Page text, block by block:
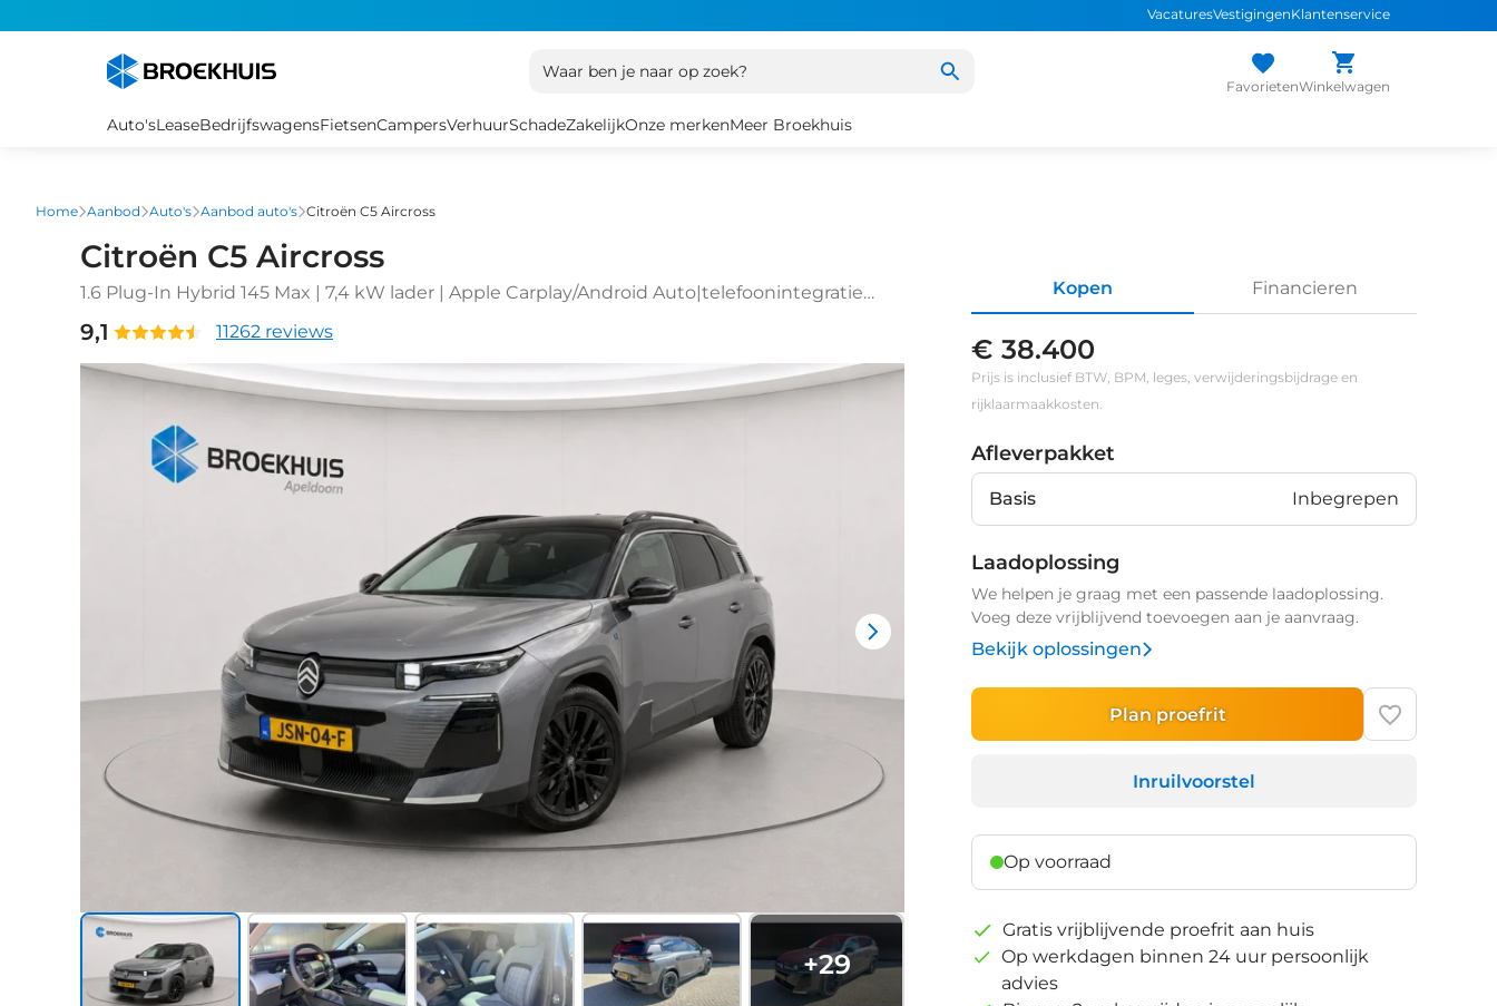
VacaturesVestigingenKlantenservice
Waar ben je naar op zoek?
FavorietenWinkelwagen
Auto'sLeaseBedrijfswagensFietsenCampersVerhuurSchadeZakelijkOnze merkenMeer Broekhuis
Home Aanbod Auto's Aanbod auto's Citroën C5 Aircross
Citroën C5 Aircross
1.6 Plug-In Hybrid 145 Max | 7,4 kW lader | Apple Carplay/Android Auto|telefoonintegratie
9,1 11262 reviews
+29
Kopen Financieren
€ 38.400
Prijs is inclusief BTW, BPM, leges, verwijderingsbijdrage en
rijklaarmaakkosten.
Afleverpakket
Basis Inbegrepen
Laadoplossing
We helpen je graag met een passende laadoplossing.
Voeg deze vrijblijvend toevoegen aan je aanvraag.
Bekijk oplossingen
Plan proefrit
Inruilvoorstel
Op voorraad
Gratis vrijblijvende proefrit aan huis
Op werkdagen binnen 24 uur persoonlijk
advies